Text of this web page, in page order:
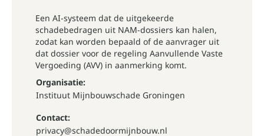
Een AI-systeem dat de uitgekeerde
schadebedragen uit NAM-dossiers kan halen,
zodat kan worden bepaald of de aanvrager uit
dat dossier voor de regeling Aanvullende Vaste
Vergoeding (AVV) in aanmerking komt.
Organisatie:
Instituut Mijnbouwschade Groningen
Contact:
privacy@schadedoormijnbouw.nl